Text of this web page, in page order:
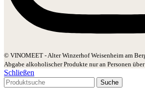
© VINOMEET - Alter Winzerhof Weisenheim am
Abgabe alkoholischer Produkte nur an Personen
Schließen
Suche